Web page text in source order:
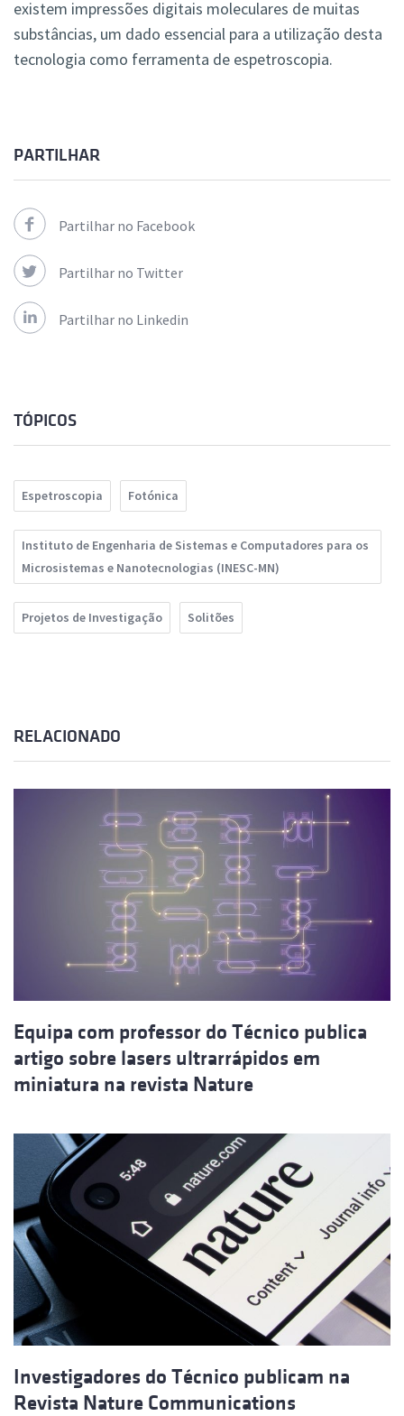
existem impressões digitais moleculares de muitas
substâncias, um dado essencial para a utilização desta
tecnologia como ferramenta de espetroscopia.
PARTILHAR
Partilhar no Facebook
Partilhar no Twitter
Partilhar no Linkedin
TÓPICOS
Espetroscopia Fotónica
Instituto de Engenharia de Sistemas e Computadores para os
Microsistemas e Nanotecnologias (INESC-MN)
Projetos de Investigação Solitões
RELACIONADO
Equipa com professor do Técnico publica
artigo sobre lasers ultrarrápidos em
miniatura na revista Nature
Investigadores do Técnico publicam na
Revista Nature Communications